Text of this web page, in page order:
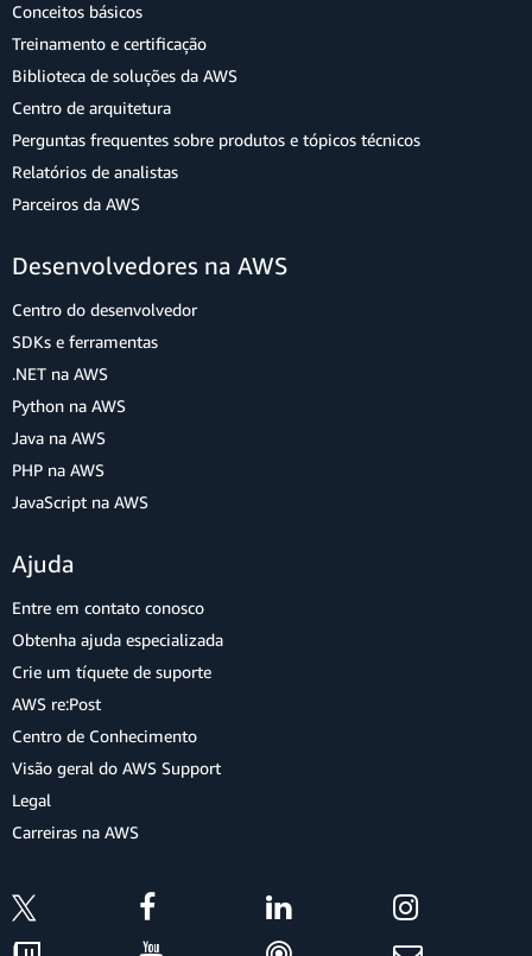
Conceitos básicos
Treinamento e certificação
Biblioteca de soluções da AWS
Centro de arquitetura
Perguntas frequentes sobre produtos e tópicos técnicos
Relatórios de analistas
Parceiros da AWS
Desenvolvedores na AWS
Centro do desenvolvedor
SDKs e ferramentas
.NET na AWS
Python na AWS
Java na AWS
PHP na AWS
JavaScript na AWS
Ajuda
Entre em contato conosco
Obtenha ajuda especializada
Crie um tíquete de suporte
AWS re:Post
Centro de Conhecimento
Visão geral do AWS Support
Legal
Carreiras na AWS